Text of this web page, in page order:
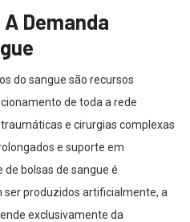
Demanda
do sangue são recursos
de toda a rede
e cirurgias complexas
e suporte em
bolsas de sangue é
produzidos artificialmente, a
exclusivamente da